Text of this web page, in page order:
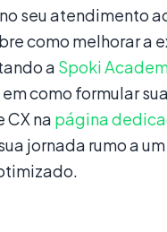
seu atendimento
como melhorar a
a Spoki
como formular
CX na página
jornada rumo a um